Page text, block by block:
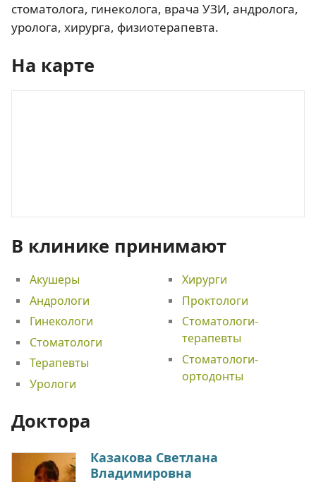
стоматолога, гинеколога, врача УЗИ, андролога,
уролога, хирурга, физиотерапевта.
На карте
В клинике принимают
Акушеры
Андрологи
Гинекологи
Стоматологи
Терапевты
Урологи
Хирурги
Проктологи
Стоматологи-
терапевты
Стоматологи-
ортодонты
Доктора
Казакова Светлана
Владимировна